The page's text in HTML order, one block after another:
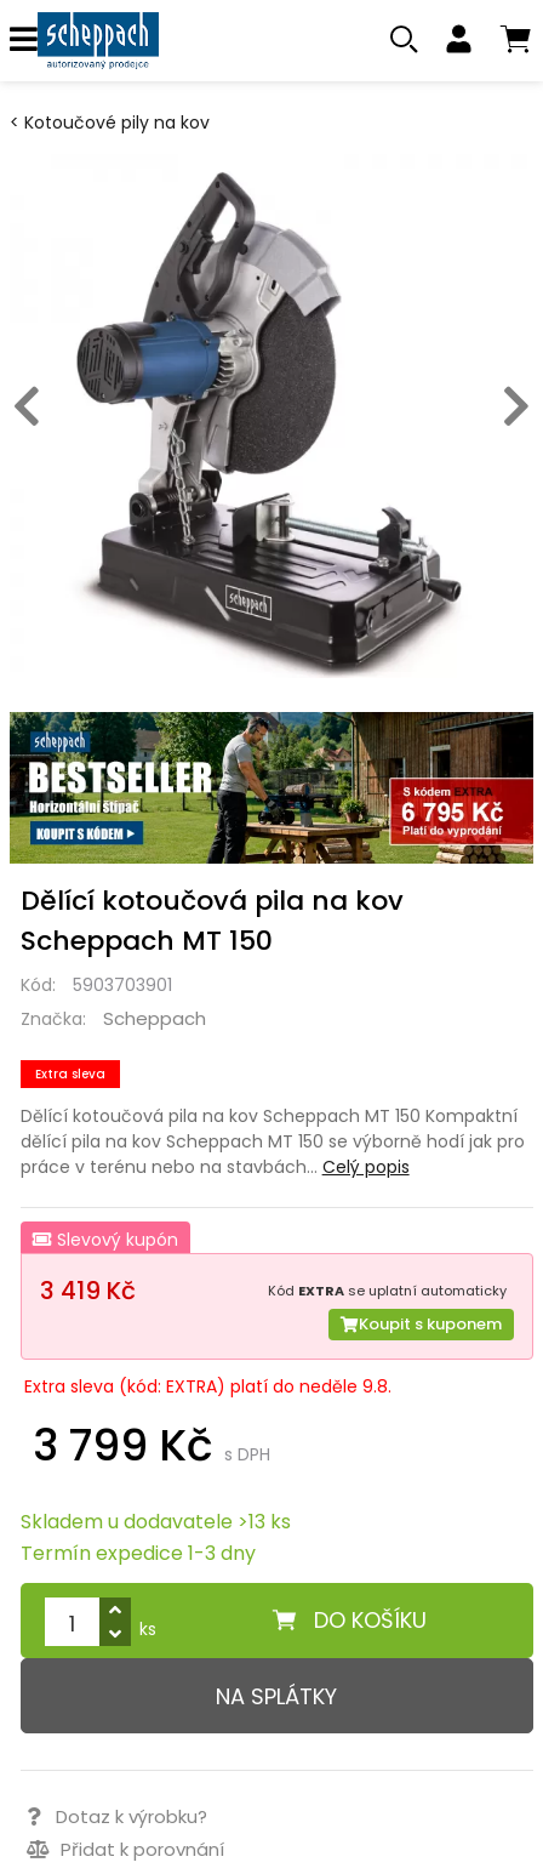
Kotoučové pily na kov
Dělící kotoučová pila na kov
Scheppach MT 150
Kód:
5903703901
Značka:
Scheppach
Extra sleva
Dělící kotoučová pila na kov Scheppach MT 150 Kompaktní
dělící pila na kov Scheppach MT 150 se výborně hodí jak pro
práce v terénu nebo na stavbách… Celý popis
Slevový kupón
3 419 Kč Kód EXTRA se uplatní automaticky
Koupit s kuponem
Extra sleva (kód: EXTRA) platí do neděle 9.8.
3 799 Kč s DPH
Skladem u dodavatele >13 ks
Termín expedice 1-3 dny
DO KOŠÍKU
ks
NA SPLÁTKY
Dotaz k výrobku?
Přidat k porovnání